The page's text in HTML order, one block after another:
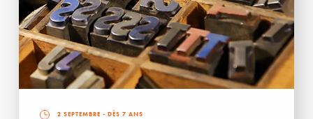
2 SEPTEMBRE - DÈS 7 ANS